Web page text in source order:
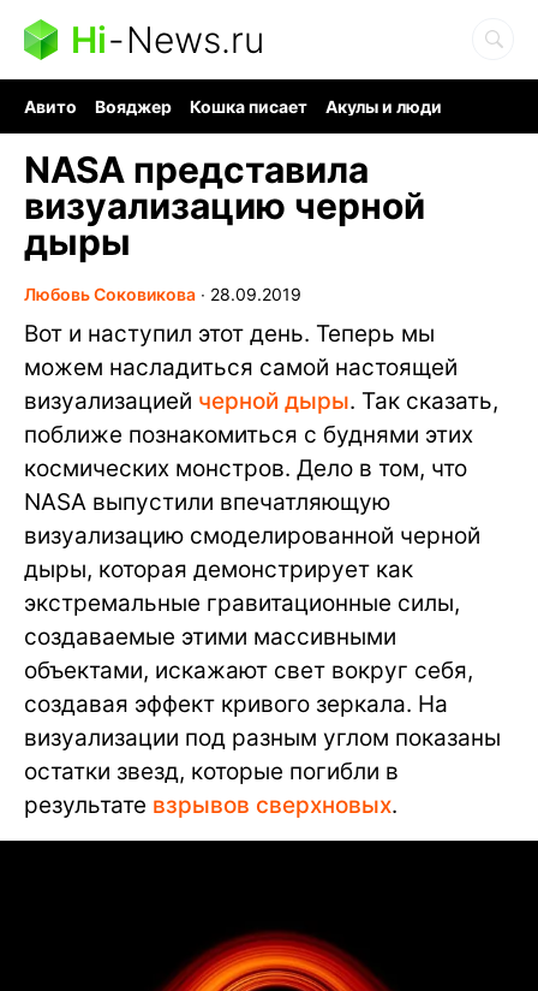
Hi-News.ru
Авито Вояджер Кошка писает
Акулы и люди
NASA представила
визуализацию черной
дыры
Любовь Соковикова ∙ 28.09.2019
Вот и наступил этот день. Теперь мы
можем насладиться самой настоящей
визуализацией черной дыры. Так сказать,
поближе познакомиться с буднями этих
космических монстров. Дело в том, что
NASA выпустили впечатляющую
визуализацию смоделированной черной
дыры, которая демонстрирует как
экстремальные гравитационные силы,
создаваемые этими массивными
объектами, искажают свет вокруг себя,
создавая эффект кривого зеркала. На
визуализации под разным углом показаны
остатки звезд, которые погибли в
результате взрывов сверхновых.